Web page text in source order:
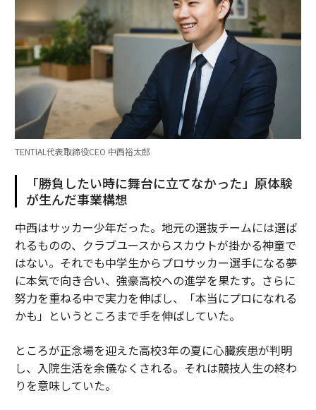
TENTIAL代表取締役CEO 中西裕太郎
「勝負したい時に舞台に立てなかった」原体験
が生んだ事業構想
中西はサッカー少年だった。地元の選抜チームには選ば
れるものの、クラブユースからスカウトが掛かる神童で
はない。それでも中学生からプロサッカー選手になる夢
に本気で向き合い、強豪高校への進学を果たす。さらに
努力を重ねる中で実力を伸ばし、「本当にプロになれる
かも」というところまで手を伸ばしていた。
ところが正念場を迎えた高校3年の夏に心臓疾患が判明
し、入院生活を余儀なくされる。それは競技人生の終わ
りを意味していた。